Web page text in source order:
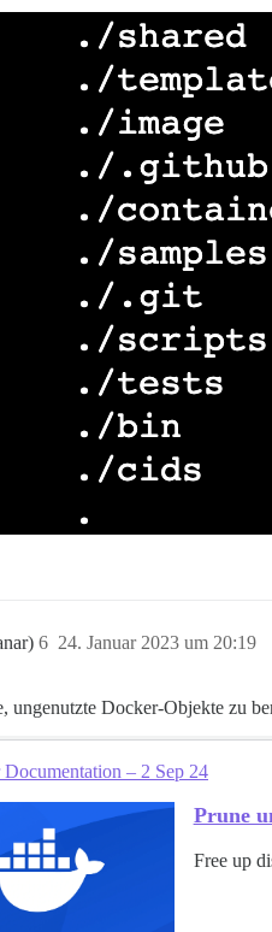
24. Januar 2023 um 20:19
6
ungenutzte Docker-Objekte zu
– 2 Sep 24
Prune
Free up